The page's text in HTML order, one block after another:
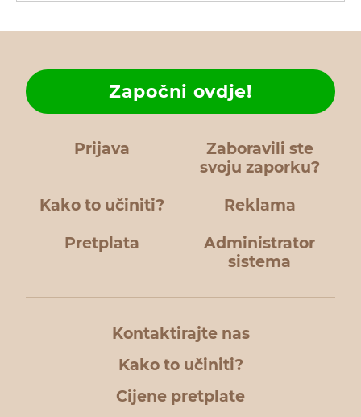
Prijava
Zaboravili ste
svoju zaporku?
Kako to učiniti?
Započni ovdje!
Reklama
Pretplata
Administrator
sistema
Kontaktirajte nas
Kako to učiniti?
Cijene pretplate